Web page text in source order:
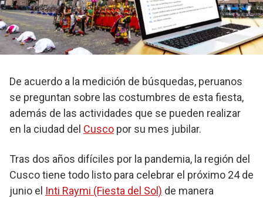
De acuerdo a la medición de búsquedas, peruanos
se preguntan sobre las costumbres de esta fiesta,
además de las actividades que se pueden realizar
en la ciudad del Cusco por su mes jubilar.
Tras dos años difíciles por la pandemia, la región del
Cusco tiene todo listo para celebrar el próximo 24 de
junio el Inti Raymi (Fiesta del Sol) de manera